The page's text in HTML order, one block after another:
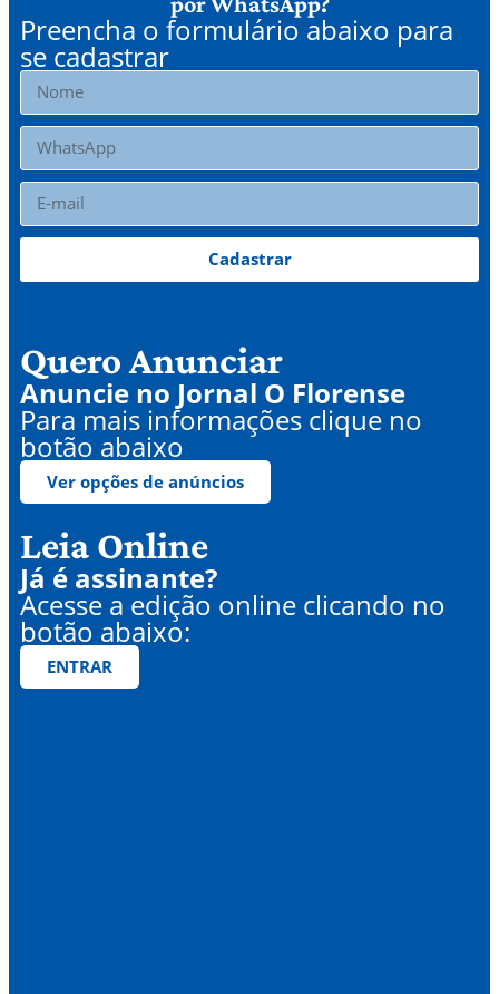
Preencha o formulário abaixo para
se cadastrar
Cadastrar
Quero Anunciar
Anuncie no Jornal O Florense
Para mais informações clique no
botão abaixo
Ver opções de anúncios
Leia Online
Já é assinante?
Acesse a edição online clicando no
botão abaixo:
ENTRAR